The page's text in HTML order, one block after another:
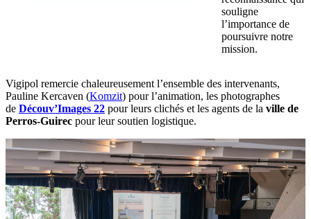
souligne
l’importance de
poursuivre notre
mission.
Vigipol remercie chaleureusement l’ensemble des intervenants,
Pauline Kercaven (Komzit) pour l’animation, les photographes
de Découv’Images 22 pour leurs clichés et les agents de la ville de
Perros-Guirec pour leur soutien logistique.